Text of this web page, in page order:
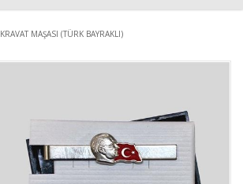
KRAVAT MAŞASI (TÜRK BAYRAKLI)